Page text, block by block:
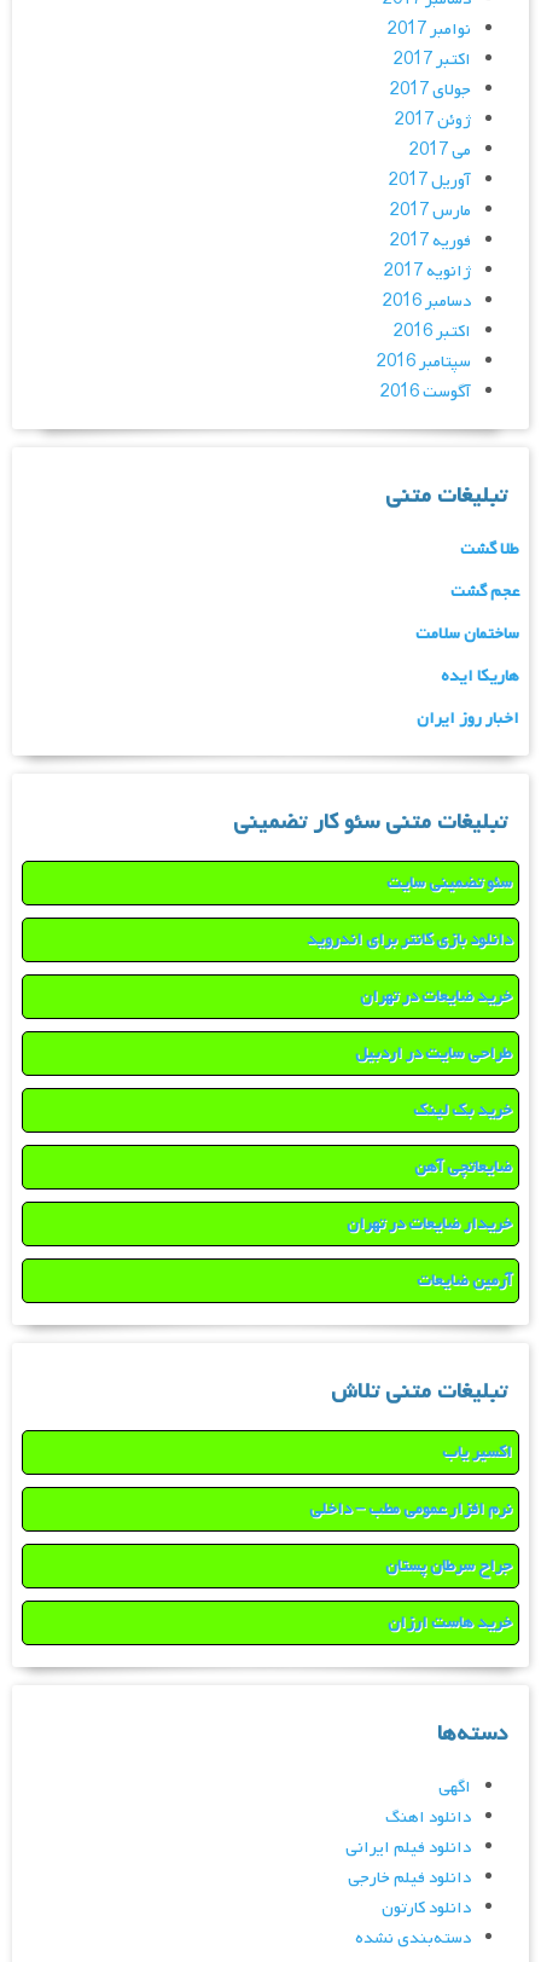
نوامبر 2017
اکتبر 2017
جولای 2017
ژوئن 2017
می 2017
آوریل 2017
مارس 2017
فوریه 2017
ژانویه 2017
دسامبر 2016
اکتبر 2016
سپتامبر 2016
آگوست 2016
تبلیغات متنی
طلا گشت
عجم گشت
ساختمان سلامت
هاریکا ایده
اخبار روز ایران
تبلیغات متنی سئو کار تضمینی
سئو تضمینی سایت
دانلود بازی کانتر برای اندروید
خرید ضایعات در تهران
طراحی سایت در اردبیل
خرید بک لینک
ضایعاتچی آهن
خریدار ضایعات در تهران
آرمین ضایعات
تبلیغات متنی تلاش
اکسیر یاب
نرم افزار عمومی مطب – داخلی
جراح سرطان پستان
خرید هاست ارزان
دسته‌ها
اگهی
دانلود اهنگ
دانلود فیلم ایرانی
دانلود فیلم خارجی
دانلود کارتون
دسته‌بندی نشده